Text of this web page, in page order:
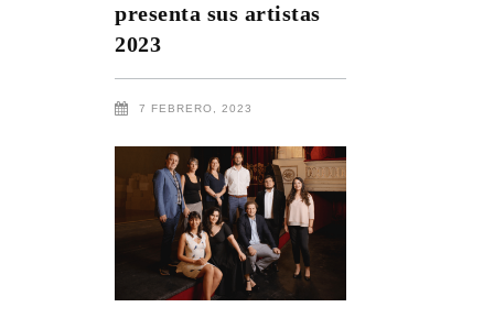
presenta sus artistas
2023
7 FEBRERO, 2023